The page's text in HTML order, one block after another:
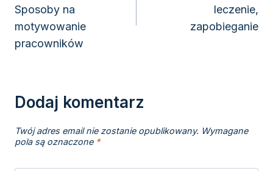
Sposoby na
motywowanie
pracowników
leczenie,
zapobieganie
Dodaj komentarz
Twój adres email nie zostanie opublikowany. Wymagane
pola są oznaczone *